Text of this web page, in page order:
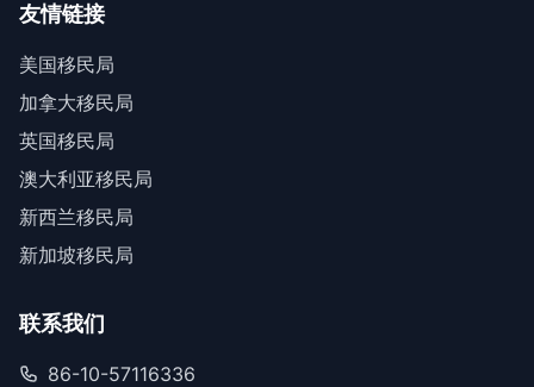
友情链接
美国移民局
加拿大移民局
英国移民局
澳大利亚移民局
新西兰移民局
新加坡移民局
联系我们
86-10-57116336